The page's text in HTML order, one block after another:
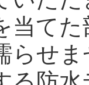
当て
らせ